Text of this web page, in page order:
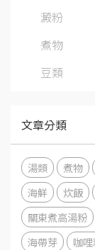
澱粉
煮物
豆類
文章分類
湯類 煮物
海鮮
炊飯
關東煮高湯粉
海帶芽
咖